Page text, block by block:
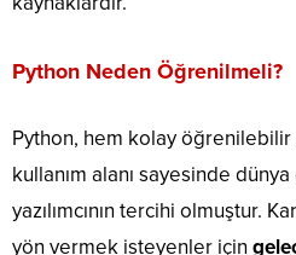
Python Neden Öğrenilmeli?
Python, hem kolay öğrenilebilir
kullanım alanı sayesinde
yazılımcının tercihi olmuştur.
yön vermek isteyenler için